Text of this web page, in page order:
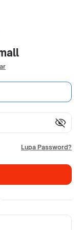
visibility_off
Lupa Password?